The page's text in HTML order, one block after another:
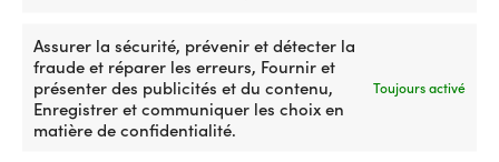
Assurer la sécurité, prévenir et détecter la
fraude et réparer les erreurs, Fournir et
présenter des publicités et du contenu,
Enregistrer et communiquer les choix en
matière de confidentialité.
Toujours activé
Chape